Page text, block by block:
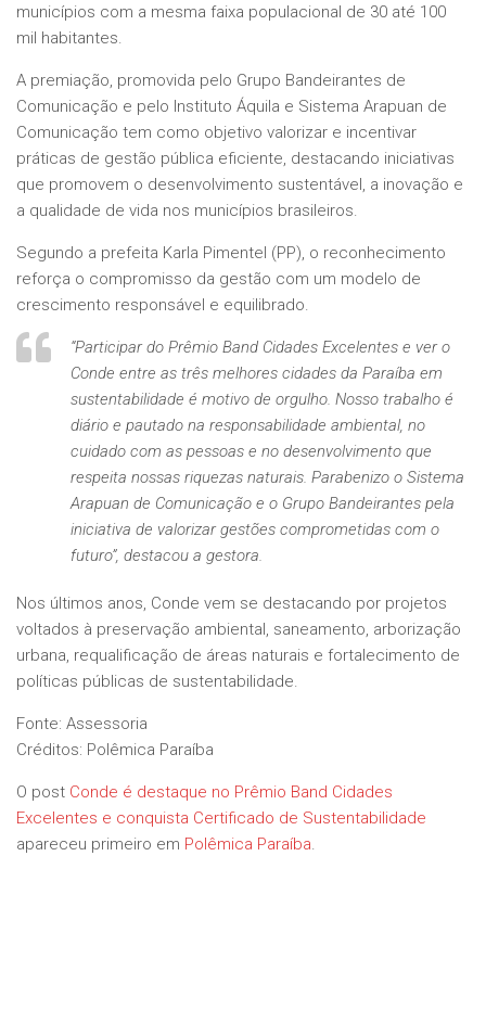
municípios com a mesma faixa populacional de 30 até 100
mil habitantes.
A premiação, promovida pelo Grupo Bandeirantes de
Comunicação e pelo Instituto Áquila e Sistema Arapuan de
Comunicação tem como objetivo valorizar e incentivar
práticas de gestão pública eficiente, destacando iniciativas
que promovem o desenvolvimento sustentável, a inovação e
a qualidade de vida nos municípios brasileiros.
Segundo a prefeita Karla Pimentel (PP), o reconhecimento
reforça o compromisso da gestão com um modelo de
crescimento responsável e equilibrado.
“Participar do Prêmio Band Cidades Excelentes e ver o
Conde entre as três melhores cidades da Paraíba em
sustentabilidade é motivo de orgulho. Nosso trabalho é
diário e pautado na responsabilidade ambiental, no
cuidado com as pessoas e no desenvolvimento que
respeita nossas riquezas naturais. Parabenizo o Sistema
Arapuan de Comunicação e o Grupo Bandeirantes pela
iniciativa de valorizar gestões comprometidas com o
futuro”, destacou a gestora.
Nos últimos anos, Conde vem se destacando por projetos
voltados à preservação ambiental, saneamento, arborização
urbana, requalificação de áreas naturais e fortalecimento de
políticas públicas de sustentabilidade.
Fonte: Assessoria
Créditos: Polêmica Paraíba
O post Conde é destaque no Prêmio Band Cidades
Excelentes e conquista Certificado de Sustentabilidade
apareceu primeiro em Polêmica Paraíba.